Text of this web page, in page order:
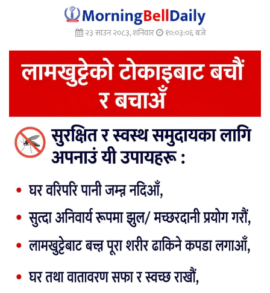
२३ साउन २०८३, शनिवार १०:०३:०७ बजे